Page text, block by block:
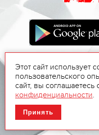
Этот сайт использует
пользовательского
сайт, вы соглашаетесь
конфиденциальности.
Принять